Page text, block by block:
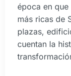
época en que
más ricas de
plazas,
cuentan la